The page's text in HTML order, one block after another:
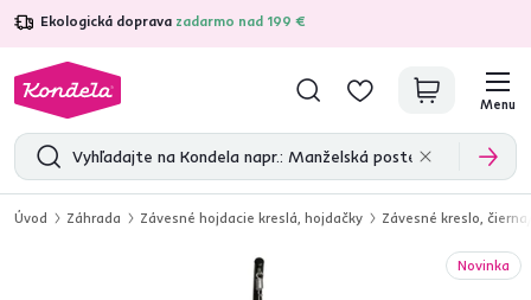
Ekologická doprava zadarmo nad 199 €
4,7 31 285overených produktových recenzií
Menu
Úvod Záhrada Závesné hojdacie kreslá, hojdačky Závesné kreslo,
Novinka